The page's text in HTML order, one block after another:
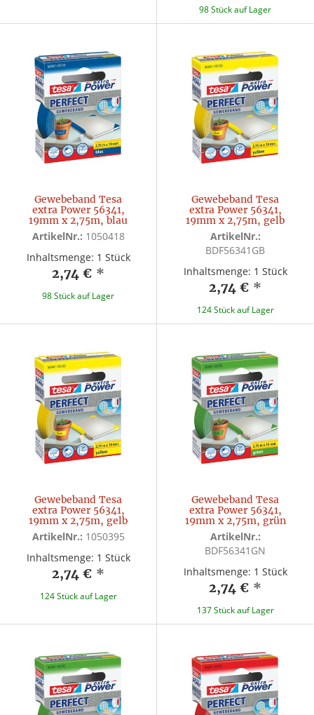
98 Stück auf Lager
Gewebeband Tesa
extra Power 56341,
19mm x 2,75m, blau
ArtikelNr.: 1050418
Inhaltsmenge: 1 Stück
2,74 € *
98 Stück auf Lager
Gewebeband Tesa
extra Power 56341,
19mm x 2,75m, gelb
ArtikelNr.:
BDF56341GB
Inhaltsmenge: 1 Stück
2,74 € *
124 Stück auf Lager
Gewebeband Tesa
extra Power 56341,
19mm x 2,75m, gelb
ArtikelNr.: 1050395
Inhaltsmenge: 1 Stück
2,74 € *
124 Stück auf Lager
Gewebeband Tesa
extra Power 56341,
19mm x 2,75m, grün
ArtikelNr.:
BDF56341GN
Inhaltsmenge: 1 Stück
2,74 € *
137 Stück auf Lager